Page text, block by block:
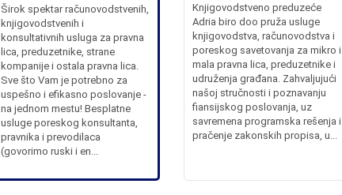
Širok spektar računovodstvenih,
knjigovodstvenih i
konsultativnih usluga za pravna
lica, preduzetnike, strane
kompanije i ostala pravna lica.
Sve što Vam je potrebno za
uspešno i efikasno poslovanje -
na jednom mestu! Besplatne
usluge poreskog konsultanta,
pravnika i prevodilaca
(govorimo ruski i en...
Knjigovodstveno preduzeće
Adria biro doo pruža usluge
knjigovodstva, računovodstva i
poreskog savetovanja za mikro i
mala pravna lica, preduzetnike i
udruženja građana. Zahvaljujući
našoj stručnosti i poznavanju
fiansijskog poslovanja, uz
savremena programska rešenja i
pračenje zakonskih propisa, u...